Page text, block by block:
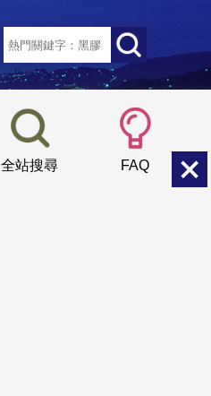
全站搜尋 FAQ
小 中